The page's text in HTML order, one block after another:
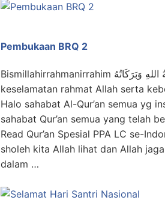
Pembukaan BRQ 2
Bismillahirrahmanirrahim اَلسَّلاَمُ عَلَيْكُمْ وَرَحْمَةُ اللهِ وَبَرَكَاتُهُ “Semoga
keselamatan rahmat Allah serta
Halo sahabat Al-Qur’an semua yg
sahabat Qur’an semua yang telah
Read Qur’an Spesial PPA LC se-
sholeh kita Allah lihat dan Allah
dalam …